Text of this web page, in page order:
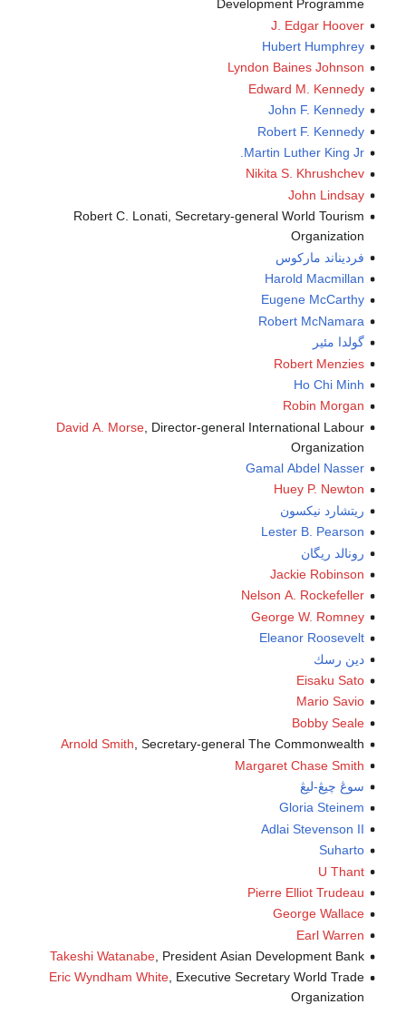
Development Programme
J. Edgar Hoover
Hubert Humphrey
Lyndon Baines Johnson
Edward M. Kennedy
John F. Kennedy
Robert F. Kennedy
Martin Luther King Jr.
Nikita S. Khrushchev
John Lindsay
Robert C. Lonati, Secretary-general World Tourism
Organization
فرديناند ماركوس
Harold Macmillan
Eugene McCarthy
Robert McNamara
گولدا مئير
Robert Menzies
Ho Chi Minh
Robin Morgan
David A. Morse, Director-general International Labour
Organization
Gamal Abdel Nasser
Huey P. Newton
ريتشارد نيكسون
Lester B. Pearson
رونالد ريگان
Jackie Robinson
Nelson A. Rockefeller
George W. Romney
Eleanor Roosevelt
دين رسك
Eisaku Sato
Mario Savio
Bobby Seale
Arnold Smith , Secretary-general The Commonwealth
Margaret Chase Smith
سوڠ چيڠ-ليڠ
Gloria Steinem
Adlai Stevenson II
Suharto
U Thant
Pierre Elliot Trudeau
George Wallace
Earl Warren
Takeshi Watanabe, President Asian Development Bank
Eric Wyndham White, Executive Secretary World Trade
Organization